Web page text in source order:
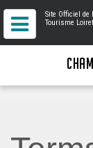
Site Officiel de
Tourisme Loiret